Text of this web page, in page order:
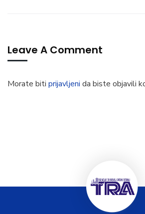
Leave A Comment
Morate biti prijavljeni da biste objavili